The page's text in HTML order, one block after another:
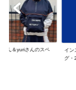
ん＆yuriさんのスペ
イン
グ・